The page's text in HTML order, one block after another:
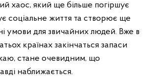
хаос, який ще більше погіршує
соціальне життя та створює ще
умови для звичайних людей. Вже в
країнах закінчаться запаси
стане очевидним, що
наближається.